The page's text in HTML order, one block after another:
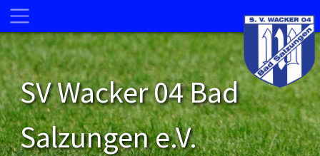
SV Wacker 04 Bad
Salzungen e.V.